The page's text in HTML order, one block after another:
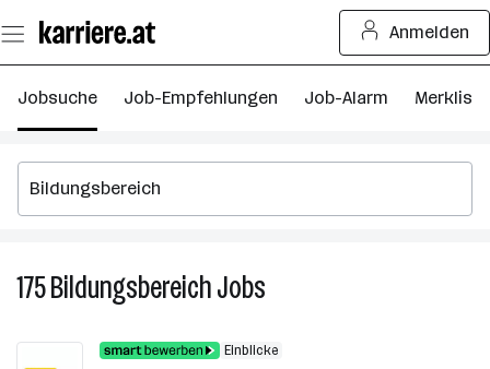
Seiteninhalt
springen
Anmelden
Jobsuche Job-Empfehlungen Job-Alarm Merkliste
175BildungsbereichJobs
Einblicke